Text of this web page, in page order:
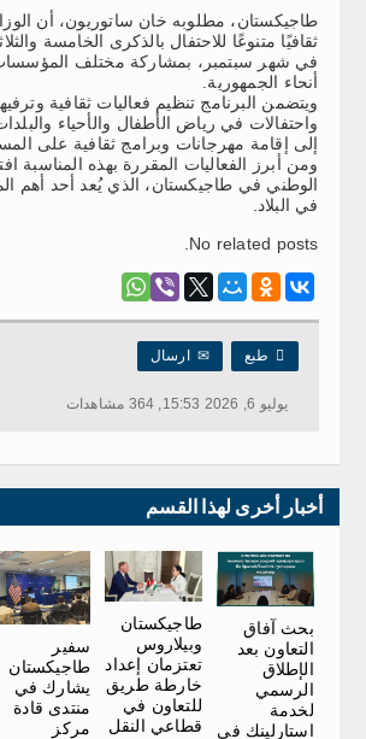
طاجيكستان، مطلوبه خان ساتوريون، أن
ثقافيًا متنوعًا للاحتفال بالذكرى الخامسة
في شهر سبتمبر، بمشاركة مختلف
أنحاء الجمهورية.
ويتضمن البرنامج تنظيم فعاليات ثقافية
واحتفالات في رياض الأطفال والأحياء
إلى إقامة مهرجانات وبرامج ثقافية على
ومن أبرز الفعاليات المقررة بهذه المناسبة
الوطني في طاجيكستان، الذي يُعد أحد أهم
في البلاد.
No related posts.
 طبع ✉ارسال
يوليو 6, 2026 15:53, 364 مشاهدات
أخبار أخرى لهذا القسم
بحث آفاق
التعاون بعد
الإطلاق
الرسمي
لخدمة
استارلينك في
طاجيكستان
وبيلاروس
تعتزمان إعداد
خارطة طريق
للتعاون في
قطاعي النقل
سفير
طاجيكستان
يشارك في
منتدى قادة
مركز